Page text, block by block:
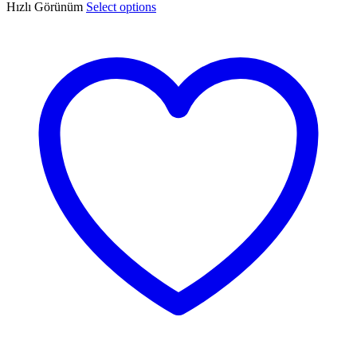
Hızlı Görünüm Select options